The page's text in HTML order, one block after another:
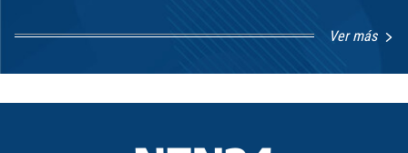
Ver más
8